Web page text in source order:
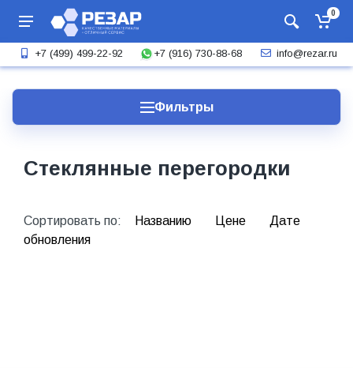
0
+7 (499) 499-22-92 +7 (916) 730-88-68 info@rezar.ru
Фильтры
Стеклянные перегородки
Сортировать по: Названию Цене
Дате
обновления